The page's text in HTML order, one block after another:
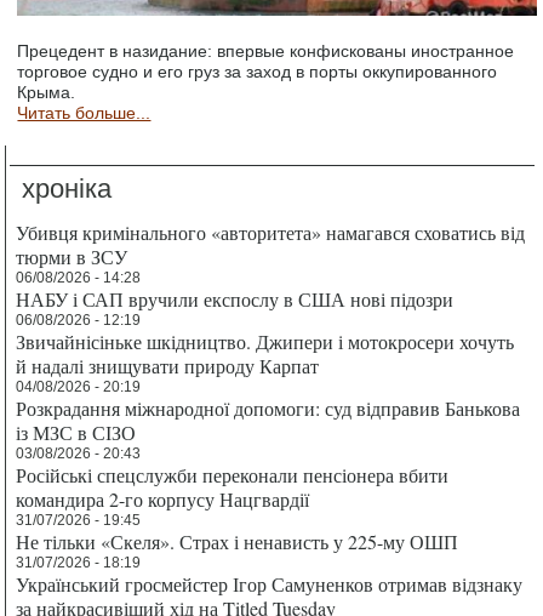
Прецедент в назидание: впервые конфискованы иностранное
торговое судно и его груз за заход в порты оккупированного
Крыма.
Читать больше...
хроніка
Убивця кримінального «авторитета» намагався сховатись від
тюрми в ЗСУ
06/08/2026 - 14:28
НАБУ і САП вручили експослу в США нові підозри
06/08/2026 - 12:19
Звичайнісіньке шкідництво. Джипери і мотокросери хочуть
й надалі знищувати природу Карпат
04/08/2026 - 20:19
Розкрадання міжнародної допомоги: суд відправив Банькова
із МЗС в СІЗО
03/08/2026 - 20:43
Російські спецслужби переконали пенсіонера вбити
командира 2-го корпусу Нацгвардії
31/07/2026 - 19:45
Не тільки «Скеля». Страх і ненависть у 225-му ОШП
31/07/2026 - 18:19
Український гросмейстер Ігор Самуненков отримав відзнаку
за найкрасивіший хід на Titled Tuesday